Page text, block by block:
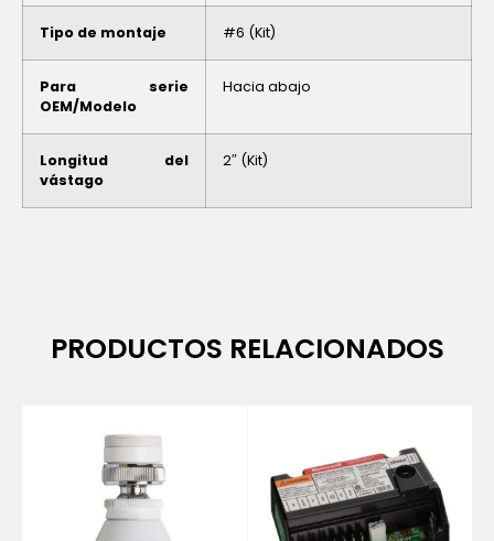
Tipo de montaje #6 (Kit)
Para serie
OEM/Modelo
Hacia abajo
Longitud del
vástago
2″ (Kit)
PRODUCTOS RELACIONADOS